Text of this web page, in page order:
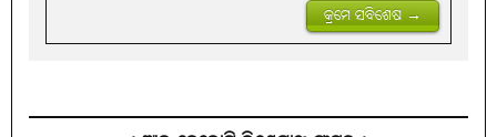
କ୍ରମେ ସବିଶେଷ →